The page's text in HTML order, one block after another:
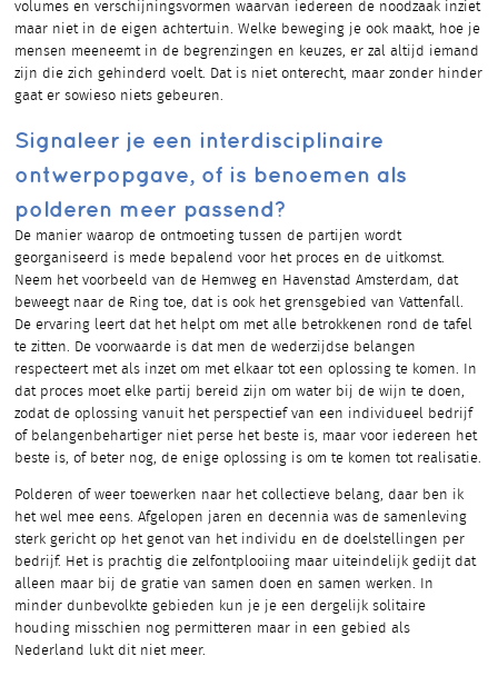
volumes en verschijningsvormen waarvan iedereen de noodzaak inziet
maar niet in de eigen achtertuin. Welke beweging je ook maakt, hoe je
mensen meeneemt in de begrenzingen en keuzes, er zal altijd iemand
zijn die zich gehinderd voelt. Dat is niet onterecht, maar zonder hinder
gaat er sowieso niets gebeuren.
Signaleer je een interdisciplinaire
ontwerpopgave, of is benoemen als
polderen meer passend?
De manier waarop de ontmoeting tussen de partijen wordt
georganiseerd is mede bepalend voor het proces en de uitkomst.
Neem het voorbeeld van de Hemweg en Havenstad Amsterdam, dat
beweegt naar de Ring toe, dat is ook het grensgebied van Vattenfall.
De ervaring leert dat het helpt om met alle betrokkenen rond de tafel
te zitten. De voorwaarde is dat men de wederzijdse belangen
respecteert met als inzet om met elkaar tot een oplossing te komen. In
dat proces moet elke partij bereid zijn om water bij de wijn te doen,
zodat de oplossing vanuit het perspectief van een individueel bedrijf
of belangenbehartiger niet perse het beste is, maar voor iedereen het
beste is, of beter nog, de enige oplossing is om te komen tot realisatie.
Polderen of weer toewerken naar het collectieve belang, daar ben ik
het wel mee eens. Afgelopen jaren en decennia was de samenleving
sterk gericht op het genot van het individu en de doelstellingen per
bedrijf. Het is prachtig die zelfontplooiing maar uiteindelijk gedijt dat
alleen maar bij de gratie van samen doen en samen werken. In
minder dunbevolkte gebieden kun je je een dergelijk solitaire
houding misschien nog permitteren maar in een gebied als
Nederland lukt dit niet meer.